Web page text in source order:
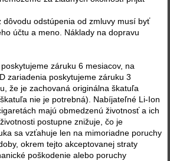
dôvodu odstúpenia od zmluvy musí byť
účtu a meno. Náklady na dopravu
záruku 6 mesiacov, na
zariadenia poskytujeme záruku 3
že je zachovaná originálna škatuľa
nie je potrebná). Nabíjateľné Li-Ion
majú obmedzenú životnosť a ich
postupne znižuje, čo je
sa vzťahuje len na mimoriadne poruchy
okrem tejto akceptovanej straty
poškodenie alebo poruchy